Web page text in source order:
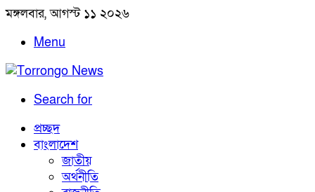
মঙ্গলবার, আগস্ট ১১ ২০২৬
Menu
Search for
প্রচ্ছদ
বাংলাদেশ
জাতীয়
অর্থনীতি